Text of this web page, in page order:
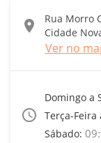
location_on
Rua Morro
Cidade
Ver no
access_time
Domingo a
Terça-Feira
Sábado: